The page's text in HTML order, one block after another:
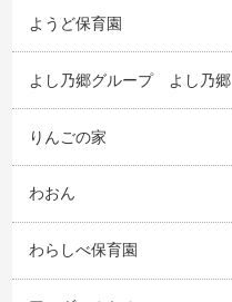
ようど保育園
よし乃郷グループ よし乃郷
りんごの家
わおん
わらしべ保育園